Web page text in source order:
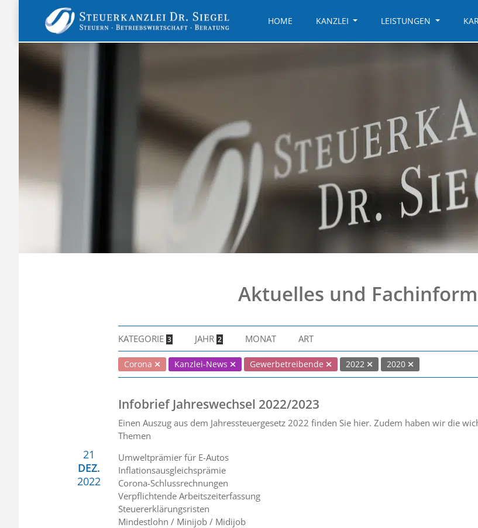
HOME KANZLEI LEISTUNGEN
Aktuelles und
KATEGORIE 3 JAHR 2 MONAT ART
Corona Kanzlei-News Gewerbetreibende 2022 2020
21
DEZ.
2022
Infobrief Jahreswechsel 2022/2023
Einen Auszug aus dem Jahressteuergesetz 2022 finden Sie hier. Zudem haben wir die
Themen
Umweltprämier für E-Autos
Inflationsausgleichsprämie
Corona-Schlussrechnungen
Verpflichtende Arbeitszeiterfassung
Steuererklärungsristen
Mindestlohn / Minijob / Midijob